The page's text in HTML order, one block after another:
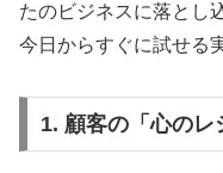
たのビジネスに落とし
今日からすぐに試せる
1. 顧客の「心のレ